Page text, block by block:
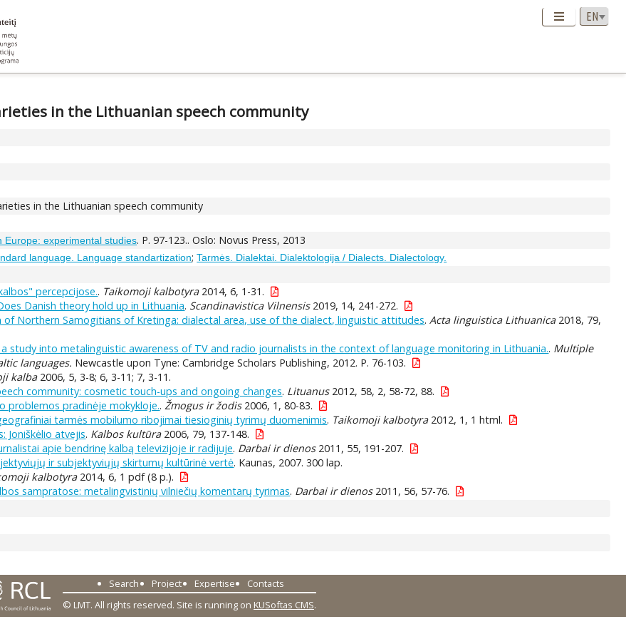
in the Lithuanian speech community
in the Lithuanian speech community
experimental studies. P. 97-123.. Oslo: Novus Press, 2013
language. Language standartization;Tarmės. Dialektai. Dialektologija / Dialects. Dialectology.
percepcijose.. Taikomoji kalbotyra2014, 6, 1-31.
Danish theory hold up in Lithuania. Scandinavistica Vilnensis2019, 14, 241-272.
Northern Samogitians of Kretinga: dialectal area, use of the dialect, linguistic attitudes. Acta linguistica Lithuanica2018, 79,
study into metalinguistic awareness of TV and radio journalists in the context of language monitoring in Lithuania.. Multiple
languages. Newcastle upon Tyne: Cambridge Scholars Publishing, 2012. P. 76-103.
kalba2006, 5, 3-8; 6, 3-11; 7, 3-11.
community: cosmetic touch-ups and ongoing changes. Lituanus2012, 58, 2, 58-72, 88.
problemos pradinėje mokykloje.. Žmogus ir žodis2006, 1, 80-83.
tarmės mobilumo ribojimai tiesioginių tyrimų duomenimis. Taikomoji kalbotyra2012, 1, 1 html.
Joniškėlio atvejis. Kalbos kultūra2006, 79, 137-148.
apie bendrinę kalbą televizijoje ir radijuje. Darbai ir dienos2011, 55, 191-207.
ir subjektyviųjų skirtumų kultūrinė vertė. Kaunas, 2007. 300 lap.
kalbotyra2014, 6, 1 pdf (8 p.).
sampratose: metalingvistinių vilniečių komentarų tyrimas. Darbai ir dienos2011, 56, 57-76.
Search Project Expertise
Contacts
© LMT. All rights reserved. Site is running on KUSoftas CMS.